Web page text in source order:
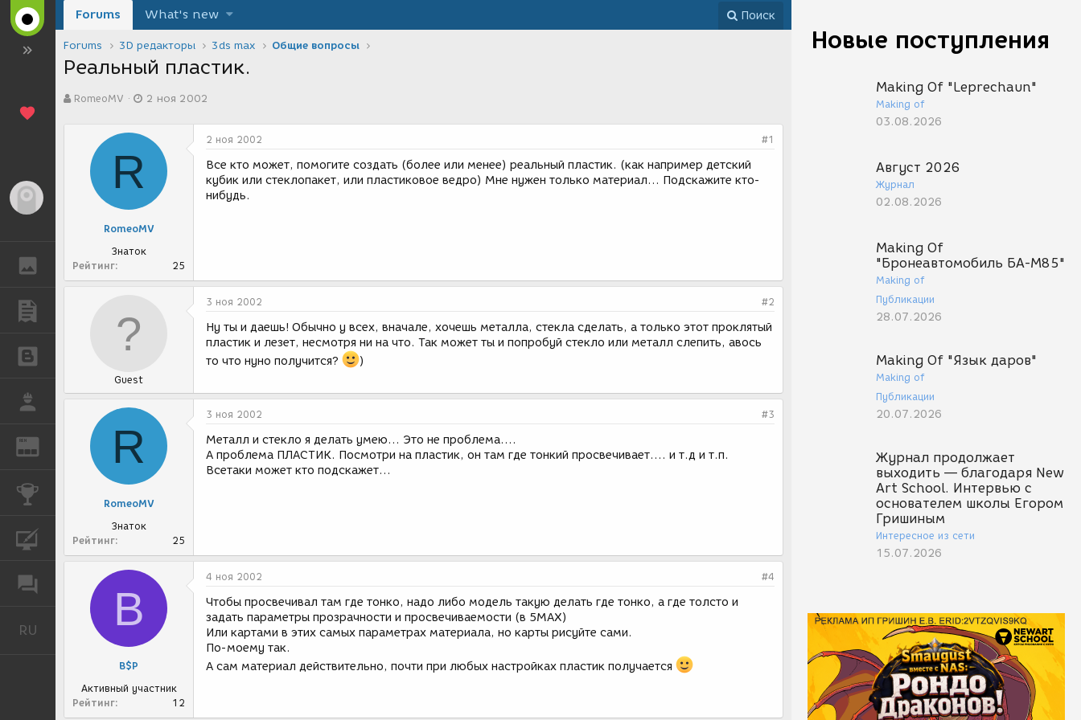
ГАЛЕРЕЯ
REN ЖУРНАЛ
КУРСЫ
ФОРУМ
RU Русский
Новые поступления
Making Of "Leprechaun"
Making of
03.08.2026
Август 2026
Журнал
02.08.2026
Making Of
"Бронеавтомобиль БА-М85"
Making of
Публикации
28.07.2026
Making Of "Язык даров"
Making of
Публикации
20.07.2026
Журнал продолжает
выходить — благодаря New
Art School. Интервью с
основателем школы Егором
Гришиным
Интересное из сети
15.07.2026
Forums What's new Поиск
Forums 3D редакторы 3ds max Общие вопросы
Реальный пластик.
в
RomeoMV
а
а
и
я
2 ноя 2002
R
RomeoMV
Знаток
Рейтинг
25
2 ноя 2002 #1
Все кто может, помогите создать (более или менее) реальный пластик. (как например детский
кубик или стеклопакет, или пластиковое ведро) Мне нужен только материал... Подскажите кто-
нибудь.
Guest
3 ноя 2002 #2
Ну ты и даешь! Обычно у всех, вначале, хочешь металла, стекла сделать, а только этот проклятый
пластик и лезет, несмотря ни на что. Так может ты и попробуй стекло или металл слепить, авось
то что нуно получится?
)
R
RomeoMV
Знаток
Рейтинг
25
3 ноя 2002 #3
Металл и стекло я делать умею... Это не проблема....
А проблема ПЛАСТИК. Посмотри на пластик, он там где тонкий просвечивает.... и т.д и т.п.
Всетаки может кто подскажет...
B
B$P
Активный участник
Рейтинг
12
4 ноя 2002 #4
Чтобы просвечивал там где тонко, надо либо модель такую делать где тонко, а где толсто и
задать параметры прозрачности и просвечиваемости (в 5МАХ)
Или картами в этих самых параметрах материала, но карты рисуйте сами.
По-моему так.
А сам материал действительно, почти при любых настройках пластик получается